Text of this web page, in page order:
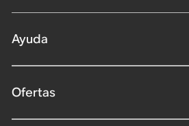
Ayuda
Ofertas